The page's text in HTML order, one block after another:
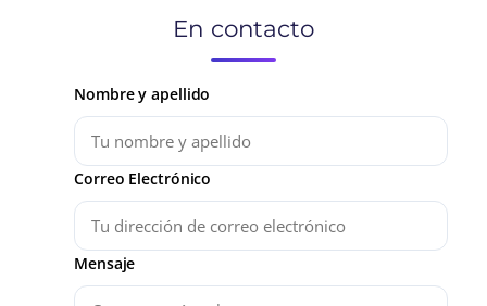
En contacto
Nombre y apellido
Correo Electrónico
Mensaje